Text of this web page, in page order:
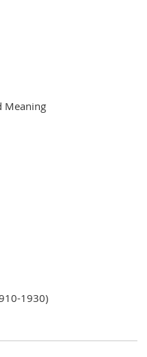
Meaning
1930)